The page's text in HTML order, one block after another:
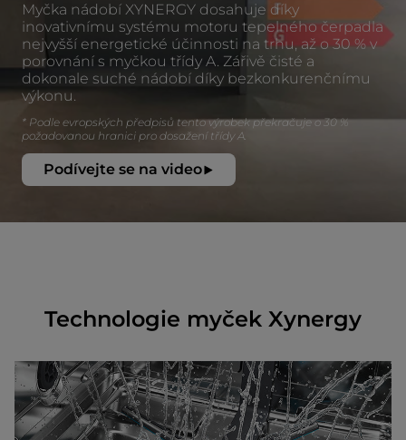
Myčka nádobí XYNERGY dosahuje díky
inovativnímu systému motoru tepelného čerpadla
nejvyšší energetické účinnosti na trhu, až o 30 % v
porovnání s myčkou třídy A. Zářivě čisté a
dokonale suché nádobí díky bezkonkurenčnímu
výkonu.
* Podle evropských předpisů tento výrobek překračuje o 30 %
požadovanou hranici pro dosažení třídy A.
Podívejte se na video
Technologie myček Xynergy